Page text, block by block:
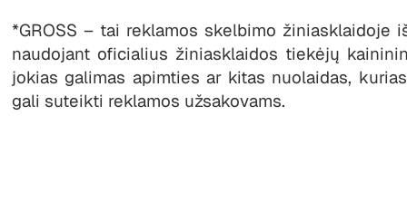
*GROSS – tai reklamos skelbimo žiniasklaidoje
naudojant oficialius žiniasklaidos tiekėjų
jokias galimas apimties ar kitas nuolaidas,
gali suteikti reklamos užsakovams.